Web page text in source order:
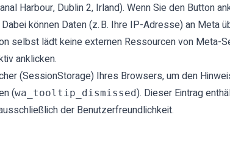
Harbour, Dublin 2, Irland). Wenn Sie den Button
können Daten (z. B. Ihre IP-Adresse) an Meta
selbst lädt keine externen Ressourcen von Meta-
anklicken.
(SessionStorage) Ihres Browsers, um den
(wa_tooltip_dismissed). Dieser Eintrag
der Benutzerfreundlichkeit.